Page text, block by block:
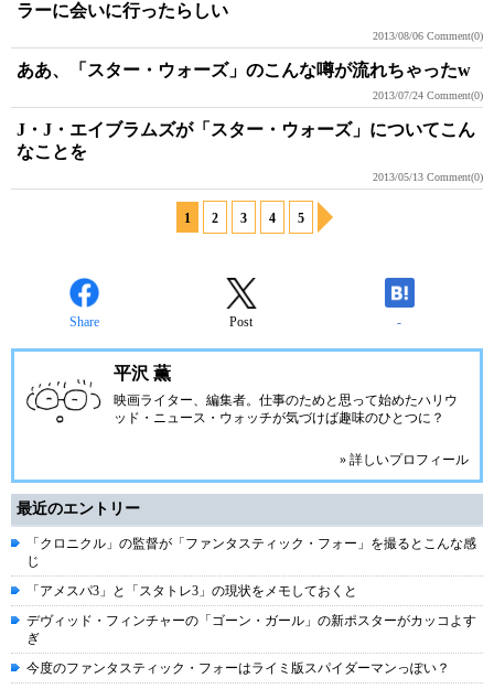
ラーに会いに行ったらしい
2013/08/06 Comment(0)
ああ、「スター・ウォーズ」のこんな噂が流れちゃったw
2013/07/24 Comment(0)
J・J・エイブラムズが「スター・ウォーズ」についてこん
なことを
2013/05/13 Comment(0)
1 2 3 4 5
Share Post -
平沢 薫
映画ライター、編集者。仕事のためと思って始めたハリウ
ッド・ニュース・ウォッチが気づけば趣味のひとつに？
» 詳しいプロフィール
最近のエントリー
「クロニクル」の監督が「ファンタスティック・フォー」を撮るとこんな感
じ
「アメスパ3」と「スタトレ3」の現状をメモしておくと
デヴィッド・フィンチャーの「ゴーン・ガール」の新ポスターがカッコよす
ぎ
今度のファンタスティック・フォーはライミ版スパイダーマンっぽい？